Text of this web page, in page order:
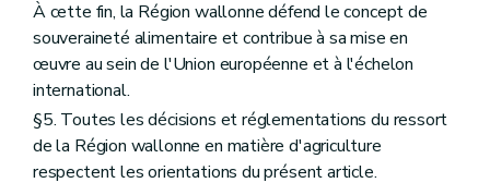
Art. D127
Art. D128
Art. D129
Art. D130
Art. D131
Art. D132
Art. D133
Titre V
Les produits végétaux
Chapitre Ier
Les productions végétales
À cette fin, la Région wallonne défend le concept de
souveraineté alimentaire et contribue à sa mise en
œuvre au sein de l'Union européenne et à l'échelon
international.
§5. Toutes les décisions et réglementations du ressort
de la Région wallonne en matière d'agriculture
respectent les orientations du présent article.